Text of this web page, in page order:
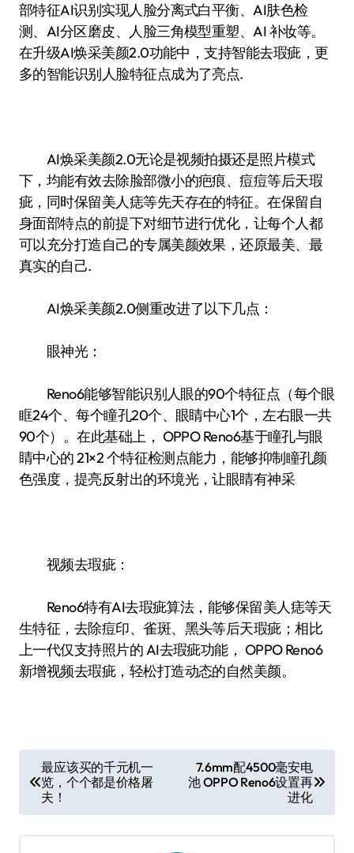
部特征AI识别实现人脸分离式白平衡、AI肤色检
测、AI分区磨皮、人脸三角模型重塑、AI 补妆等。
在升级AI焕采美颜2.0功能中，支持智能去瑕疵，更
多的智能识别人脸特征点成为了亮点.
AI焕采美颜2.0无论是视频拍摄还是照片模式
下，均能有效去除脸部微小的疤痕、痘痘等后天瑕
疵，同时保留美人痣等先天存在的特征。在保留自
身面部特点的前提下对细节进行优化，让每个人都
可以充分打造自己的专属美颜效果，还原最美、最
真实的自己.
AI焕采美颜2.0侧重改进了以下几点：
眼神光：
Reno6能够智能识别人眼的90个特征点（每个眼
眶24个、每个瞳孔20个、眼睛中心1个，左右眼一共
90个）。在此基础上， OPPO Reno6基于瞳孔与眼
睛中心的 21×2 个特征检测点能力，能够抑制瞳孔颜
色强度，提亮反射出的环境光，让眼睛有神采
视频去瑕疵：
Reno6特有AI去瑕疵算法，能够保留美人痣等天
生特征，去除痘印、雀斑、黑头等后天瑕疵；相比
上一代仅支持照片的 AI去瑕疵功能， OPPO Reno6
新增视频去瑕疵，轻松打造动态的自然美颜。
章
导
航
最应该买的千元机一
览，个个都是价格屠
夫！
7.6mm配4500毫安电
池 OPPO Reno6设置再
进化